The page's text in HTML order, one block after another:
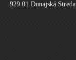
929 01 Dunajská Streda